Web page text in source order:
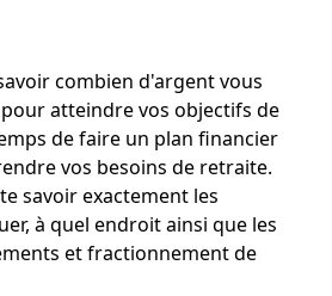
combien d'argent vous
atteindre vos objectifs de
de faire un plan financier
vos besoins de retraite.
savoir exactement les
à quel endroit ainsi que les
et fractionnement de